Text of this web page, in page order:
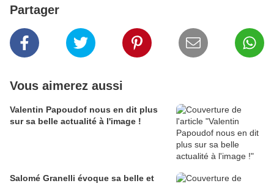
Partager
Vous aimerez aussi
Valentin Papoudof nous en dit plus
sur sa belle actualité à l'image !
Salomé Granelli évoque sa belle et